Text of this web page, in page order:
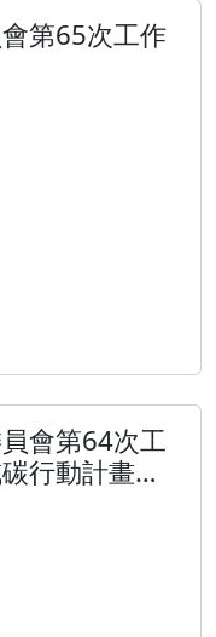
第65次工作
會第64次工
行動計畫推
創新進行報